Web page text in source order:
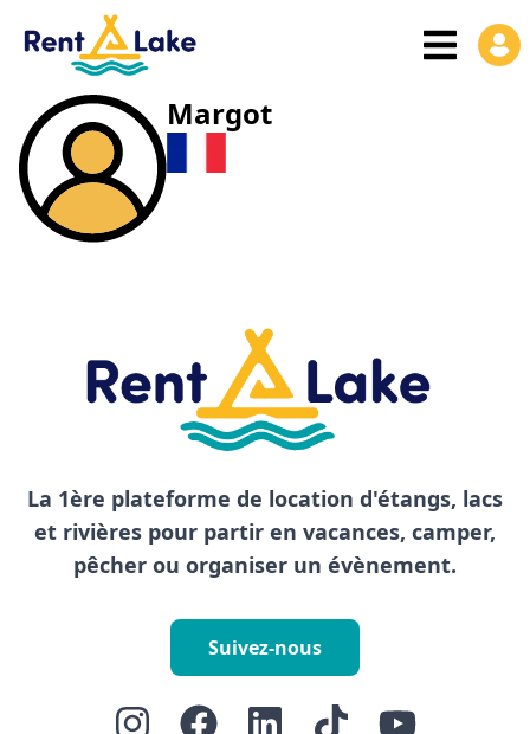
Margot
La 1ère plateforme de location d'étangs, lacs
et rivières pour partir en vacances, camper,
pêcher ou organiser un évènement.
Suivez-nous